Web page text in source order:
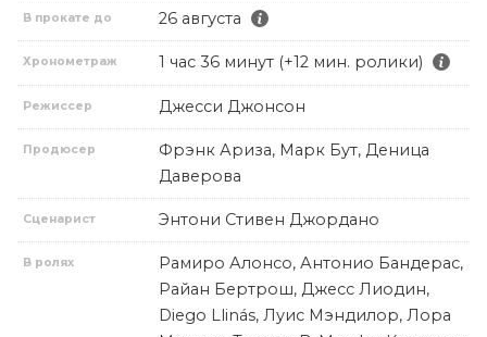
В прокате до 26 августа
Хронометраж 1 час 36 минут (+12 мин. ролики)
Режиссер Джесси Джонсон
Продюсер
Фрэнк Ариза, Марк Бут, Деница
Даверова
Сценарист Энтони Стивен Джордано
В ролях
Рамиро Алонсо, Антонио Бандерас,
Райан Бертрош, Джесс Лиодин,
Diego Llinás, Луис Мэндилор, Лора